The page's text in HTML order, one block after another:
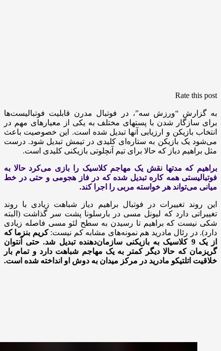
Rate this post
به گزارش “ورزش سه”، در فوتبال مدرن قابلیت فوتبالیست‌ها
برای ‏سازگار شدن با پستهای مختلف به یکی از معیارهای مهم در
‏انتخاب بازیکن و ارزیابی آنها تبدیل شده است. این خصوصیت ‏باعث
می‌شود یک بازیکن به ستاره‌ای کلیدی در تیمش تبدیل شود. ‏درست
مثل براهیم دیاز که حالا برای تیم آنچلوتی بازیکنی کلیدی ‏است. ‏
براهیم که مدتها نقش یک مهاجم کلاسیک را بازی می‌کرد حالا به
‏فوتبالیستی همه کاره تبدیل شده که در فاز هجومی و حتی در خط
‏میانی می‌تواند هر خواسته مربی را اجرا کند. ‏
این روند تغییرات در فوتبال براهیم دیاز شباهت زیادی با روند
‏تغییراتی دارد که لیونل مسی در بارسلونا پشت سر گذاشت (البته
‏شکی نیست که براهیم تا رسیدن به سطح لئو مسی فاصله زیادی
‏دارد). در رئال مادرید هم نمونه‌های مشابه کم نیست: کریم بنزما ‏که
از یک 9 کلاسیک به بازیکنی سازمان‌دهنده تبدیل شد. حتی ‏آنتوان
گریزمان که حالا دیگر کمتر به یک مهاجم شباهت دارد و ‏تمام بار
خلاقیت اتلتیکو مادرید در مرکز میدان به دوش او انداخته ‏شده است.